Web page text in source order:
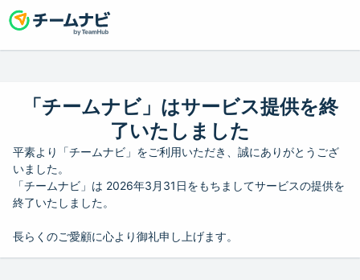
「チームナビ」はサービス提供を終
了いたしました
平素より「チームナビ」をご利用いただき、誠にありがとうござ
いました。
「チームナビ」は 2026年3月31日をもちましてサービスの提供を
終了いたしました。
長らくのご愛顧に心より御礼申し上げます。